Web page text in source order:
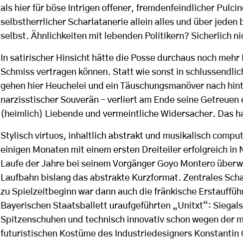
als hier für böse Intrigen offener, fremdenfeindlicher
selbstherrlicher Scharlatanerie allein alles und über jeden
selbst. Ähnlichkeiten mit lebenden Politikern? Sicherlich
In satirischer Hinsicht hätte die Posse durchaus noch
Schmiss vertragen können. Statt wie sonst in
gehen hier Heuchelei und ein Täuschungsmanöver nach
narzisstischer Souverän – verliert am Ende seine Getreuen
(heimlich) Liebende und vermeintliche Widersacher. Das
Stylisch virtuos, inhaltlich abstrakt und musikalisch
einigen Monaten mit einem ersten Dreiteiler erfolgreich in
Laufe der Jahre bei seinem Vorgänger Goyo Montero
Laufbahn bislang das abstrakte Kurzformat. Zentrales
zu Spielzeitbeginn war dann auch die fränkische
Bayerischen Staatsballett uraufgeführten „Unitxt“:
Spitzenschuhen und technisch innovativ schon wegen der
futuristischen Kostüme des Industriedesigners Konstantin